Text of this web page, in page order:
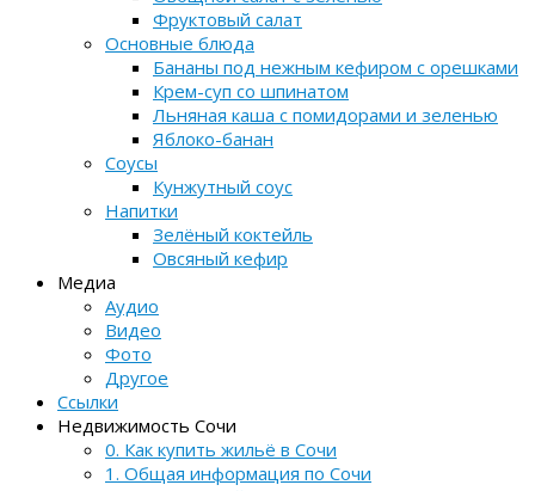
Фруктовый салат
Основные блюда
Бананы под нежным кефиром с орешками
Крем-суп со шпинатом
Льняная каша с помидорами и зеленью
Яблоко-банан
Соусы
Кунжутный соус
Напитки
Зелёный коктейль
Овсяный кефир
Медиа
Аудио
Видео
Фото
Другое
Ссылки
Недвижимость Сочи
0. Как купить жильё в Сочи
1. Общая информация по Сочи